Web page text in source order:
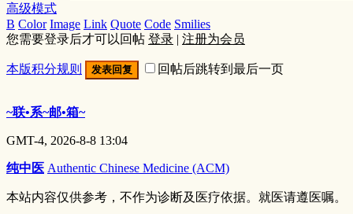
高级模式
B Color Image Link Quote Code Smilies
您需要登录后才可以回帖 登录 | 注册为会员
本版积分规则 发表回复 回帖后跳转到最后一页
~联•系~邮•箱~
GMT-4, 2026-8-8 13:04
纯中医 Authentic Chinese Medicine (ACM)
本站内容仅供参考，不作为诊断及医疗依据。就医请遵医嘱。